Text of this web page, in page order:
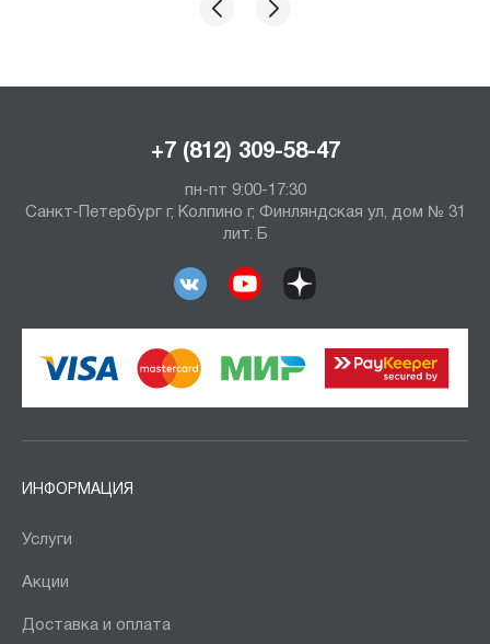
+7 (812) 309-58-47
пн-пт 9:00-17:30
Санкт-Петербург г, Колпино г, Финляндская ул, дом № 31
лит. Б
ИНФОРМАЦИЯ
Услуги
Акции
Доставка и оплата